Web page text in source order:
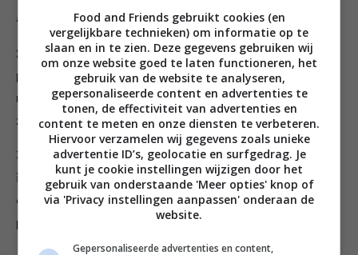
afkoelen en bewaar ze in een pot tot het ontbijt.
2. Doe 1 flinke handvol geroosterde granen per
persoon in een pan met 200 ml amandelmelk en laat 10
minuten op laag vuur pruttelen tot de granen zacht
zijn.
3. Verhit ondertussen 5 minuten de peren en de siroop
in een aparte pan op matig vuur, tot ze goed
doorgewarmd zijn. Serveer de granen met warme
peer, een scheutje ahorn siroop en amandelschaafsel.
Food and Friends gebruikt cookies (en
vergelijkbare technieken) om informatie op te
slaan en in te zien. Deze gegevens gebruiken wij
om onze website goed te laten functioneren, het
gebruik van de website te analyseren,
gepersonaliseerde content en advertenties te
tonen, de effectiviteit van advertenties en
content te meten en onze diensten te verbeteren.
Hiervoor verzamelen wij gegevens zoals unieke
advertentie ID’s, geolocatie en surfgedrag. Je
kunt je cookie instellingen wijzigen door het
gebruik van onderstaande 'Meer opties' knop of
via 'Privacy instellingen aanpassen' onderaan de
website.
Gepersonaliseerde advertenties en content,